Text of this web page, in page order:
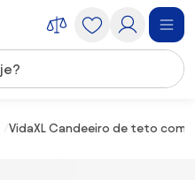
VidaXL Candeeiro de teto com